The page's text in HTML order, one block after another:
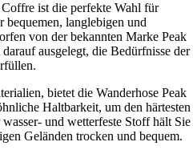
ist die perfekte Wahl für
bequemen, langlebigen und
von der bekannten Marke Peak
ausgelegt, die Bedürfnisse der
bietet die Wanderhose Peak
Haltbarkeit, um den härtesten
und wetterfeste Stoff hält Sie
Geländen trocken und bequem.